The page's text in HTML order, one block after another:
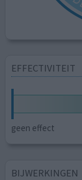
EFFECTIVITEIT
geen effect
BIJWERKINGEN